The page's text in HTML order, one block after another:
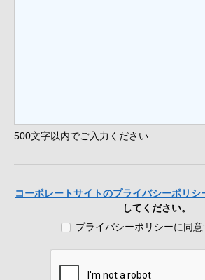
500文字以内でご入力ください
コーポレートサイトのプライバシーポリシ
してください。
プライバシーポリシーに同意